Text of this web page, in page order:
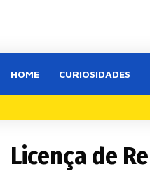
HOME CURIOSIDADES
Licença de